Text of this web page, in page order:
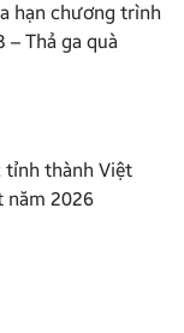
hạn chương trình
– Thả ga quà
tỉnh thành Việt
năm 2026